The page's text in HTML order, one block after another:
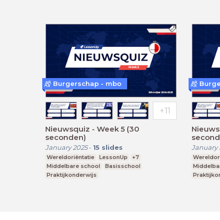
Nieuwsquiz - Week 5 (30
seconden)
January 2025- 15 slides
Wereldoriëntatie LessonUp
+7
Middelbare school
Basisschool
Praktijkonderwijs
Burgerschap - mbo
January